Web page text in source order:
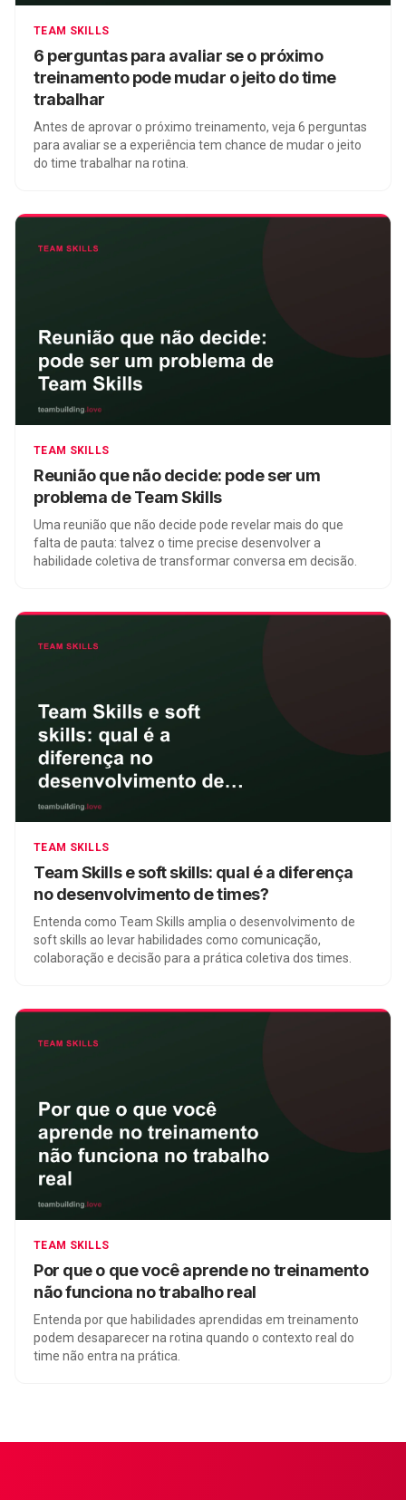
TEAM SKILLS
6 perguntas para avaliar se o próximo
treinamento pode mudar o jeito do time
trabalhar
Antes de aprovar o próximo treinamento, veja 6 perguntas
para avaliar se a experiência tem chance de mudar o jeito
do time trabalhar na rotina.
TEAM SKILLS
Reunião que não decide: pode ser um
problema de Team Skills
Uma reunião que não decide pode revelar mais do que
falta de pauta: talvez o time precise desenvolver a
habilidade coletiva de transformar conversa em decisão.
TEAM SKILLS
Team Skills e soft skills: qual é a diferença
no desenvolvimento de times?
Entenda como Team Skills amplia o desenvolvimento de
soft skills ao levar habilidades como comunicação,
colaboração e decisão para a prática coletiva dos times.
TEAM SKILLS
Por que o que você aprende no treinamento
não funciona no trabalho real
Entenda por que habilidades aprendidas em treinamento
podem desaparecer na rotina quando o contexto real do
time não entra na prática.